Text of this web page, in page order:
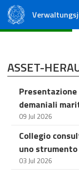
ASSET-
Presentazione
demaniali
09 Jul 2026
Collegio
uno
03 Jul 2026